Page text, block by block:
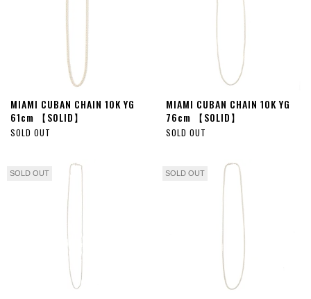
MIAMI CUBAN CHAIN 10K YG
61cm 【SOLID】
SOLD OUT
MIAMI CUBAN CHAIN 10K YG
76cm 【SOLID】
SOLD OUT
SOLD OUT SOLD OUT